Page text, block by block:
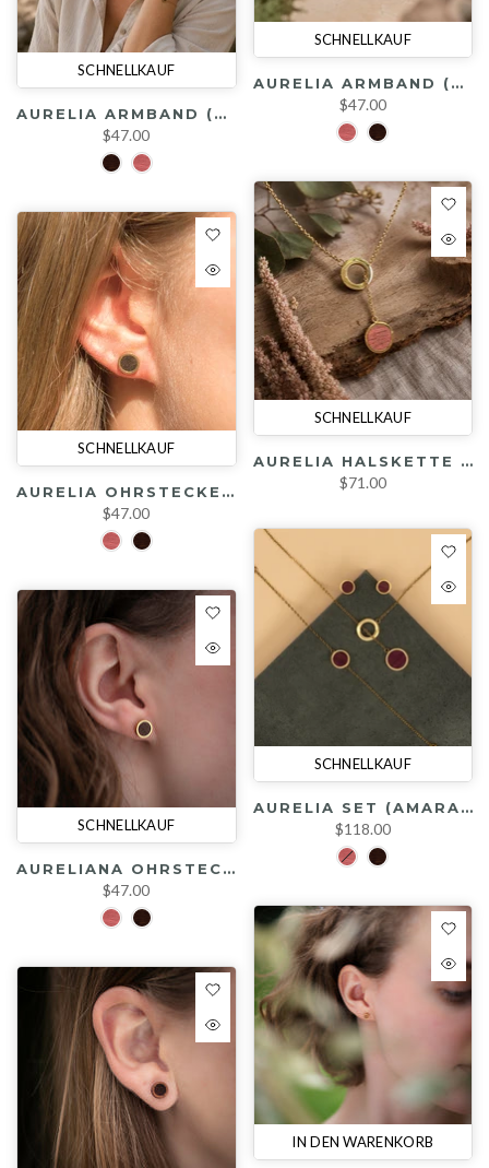
SCHNELLKAUF
AURELIA ARMBAND (AMARANTH / RÄUCHEREICHE / GOLD)
$47.00
SCHNELLKAUF
AURELIA ARMBAND (RÄUCHEREICHE / AMARANTH / GOLD)
$47.00
SCHNELLKAUF
AURELIA HALSKETTE (AMARANTH/ RÄUCHEREICHE / GOLD)
$71.00
SCHNELLKAUF
AURELIA OHRSTECKER (AMARANTH / RÄUCHEREICHE / GOLD)
$47.00
SCHNELLKAUF
AURELIA SET (AMARANTH/ RÄUCHEREICHE / GOLD)
$118.00
SCHNELLKAUF
AURELIANA OHRSTECKER (AMARANTH / RÄUCHEREICHE / GOLD)
$47.00
IN DEN WARENKORB